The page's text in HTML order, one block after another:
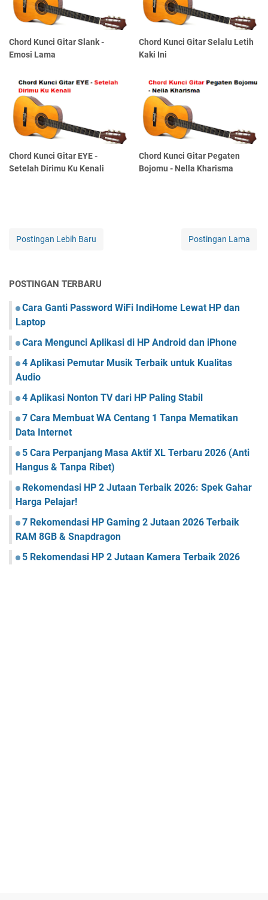
Chord Kunci Gitar Slank -
Emosi Lama
Chord Kunci Gitar Selalu Letih
Kaki Ini
Chord Kunci Gitar EYE -
Setelah Dirimu Ku Kenali
Chord Kunci Gitar Pegaten
Bojomu - Nella Kharisma
Postingan Lebih Baru Postingan Lama
POSTINGAN TERBARU
Cara Ganti Password WiFi IndiHome Lewat HP dan
Laptop
Cara Mengunci Aplikasi di HP Android dan iPhone
4 Aplikasi Pemutar Musik Terbaik untuk Kualitas
Audio
4 Aplikasi Nonton TV dari HP Paling Stabil
7 Cara Membuat WA Centang 1 Tanpa Mematikan
Data Internet
5 Cara Perpanjang Masa Aktif XL Terbaru 2026 (Anti
Hangus & Tanpa Ribet)
Rekomendasi HP 2 Jutaan Terbaik 2026: Spek Gahar
Harga Pelajar!
7 Rekomendasi HP Gaming 2 Jutaan 2026 Terbaik
RAM 8GB & Snapdragon
5 Rekomendasi HP 2 Jutaan Kamera Terbaik 2026